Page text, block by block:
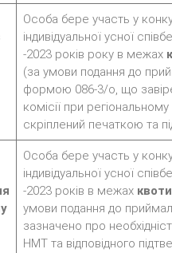
Особа бере участь у
індивідуальної усної
-2023 років року в межах
(за умови подання до
формою 086-3/о, що
комісії при
скріплений печаткою та
Особа бере участь у
індивідуальної усної
-2023 років в межах
умови подання до
зазначено про
НМТ та відповідного